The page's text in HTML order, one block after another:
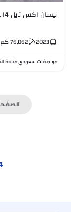
نيسان اكس تريل S 2.5L I4
2023
76,062كم
مواصفات سعودي•متاحة